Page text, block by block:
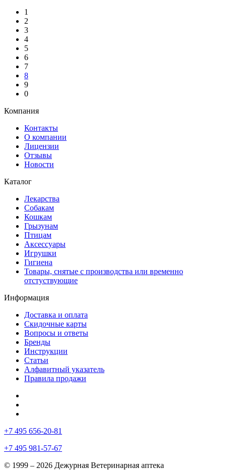
1
2
3
4
5
6
7
8
9
0
Компания
Контакты
О компании
Лицензии
Отзывы
Новости
Каталог
Лекарства
Собакам
Кошкам
Грызунам
Птицам
Аксессуары
Игрушки
Гигиена
Товары, снятые с производства или временно
отстуствующие
Информация
Доставка и оплата
Скидочные карты
Вопросы и ответы
Бренды
Инструкции
Статьи
Алфавитный указатель
Правила продажи
+7 495 656-20-81
+7 495 981-57-67
© 1999 – 2026 Дежурная Ветеринарная аптека